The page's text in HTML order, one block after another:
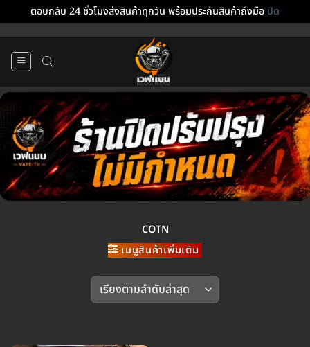
ตอบกลับ 24 ชั่วโมงส่งสินค้าทุกวัน พร้อมประกันสินค้าถึงมือปิด
COTN
เมนูสินค้าเพิ่มเติม